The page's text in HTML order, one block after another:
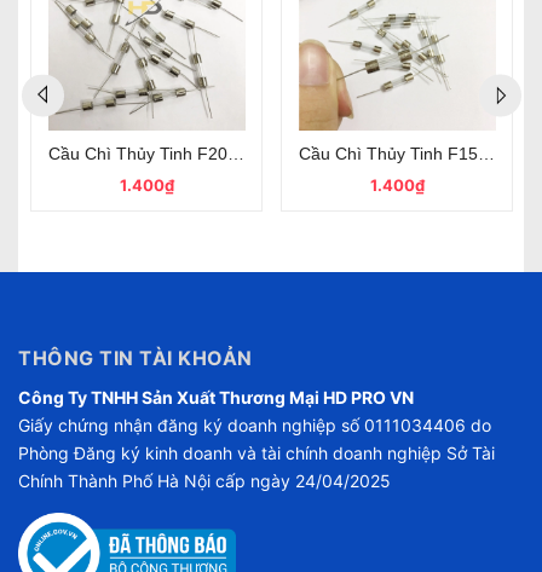
Tử Điện
5x20mm Chân Cắm
Cầu Chì Thủy Tinh F20A 250V 5x20mm Chân Cắm
1.400₫
Cầu Chì Thủy Tinh F15A 250V
1.400₫
THÔNG TIN TÀI KHOẢN
Công Ty TNHH Sản Xuất Thương Mại HD PRO VN
Giấy chứng nhận đăng ký doanh nghiệp số 0111034406 do
Phòng Đăng ký kinh doanh và tài chính doanh nghiệp Sở Tài
Chính Thành Phố Hà Nội cấp ngày 24/04/2025